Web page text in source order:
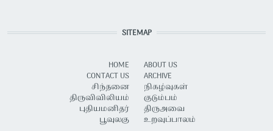
SITEMAP
HOME
CONTACT US
சிந்தனை
திருவிவிலியம்
புதியமனிதர்
பூவுலகு
ABOUT US
ARCHIVE
நிகழ்வுகள்
குடும்பம்
திருஅவை
உறவுப்பாலம்